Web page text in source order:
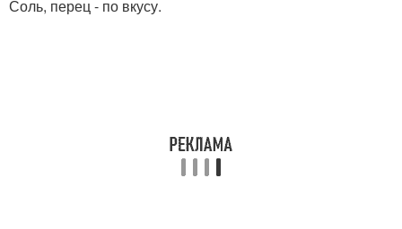
Соль, перец - по вкусу.